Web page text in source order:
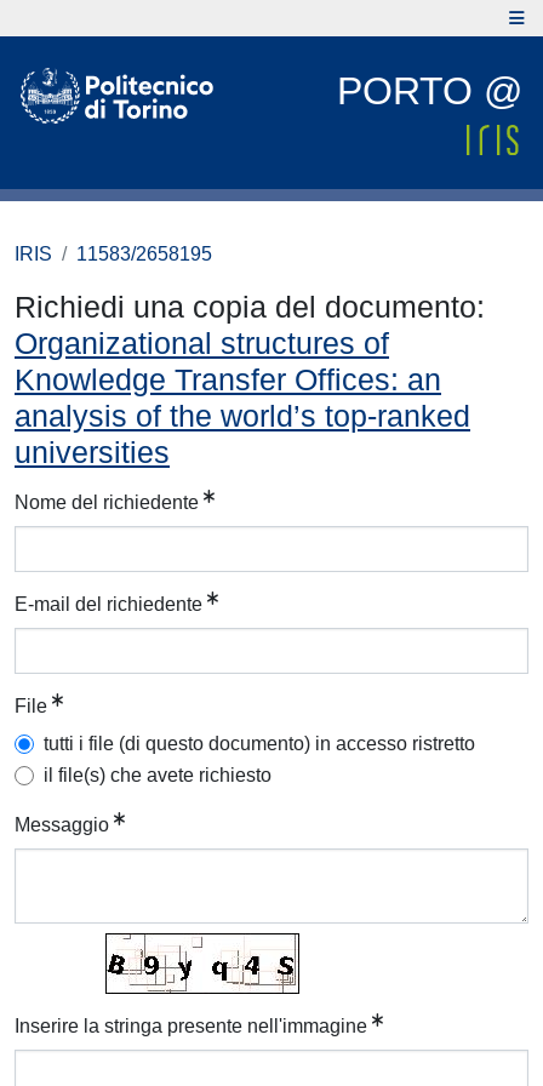
PORTO @
IRIS 11583/2658195
Richiedi una copia del documento:
Organizational structures of
Knowledge Transfer Offices: an
analysis of the world’s top-ranked
universities
Nome del richiedente
E-mail del richiedente
File
tutti i file (di questo documento) in accesso ristretto
il file(s) che avete richiesto
Messaggio
Inserire la stringa presente nell'immagine